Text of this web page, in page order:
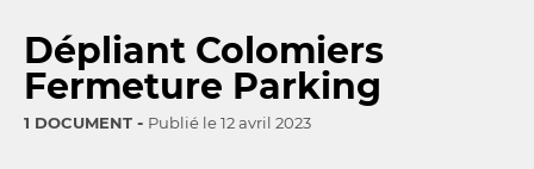
Dépliant Colomiers
Fermeture Parking
1 DOCUMENT Publié le12 avril 2023